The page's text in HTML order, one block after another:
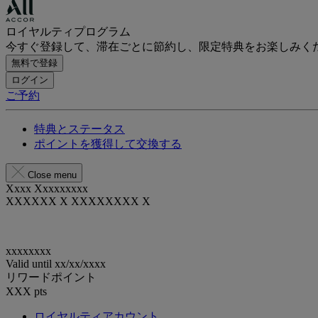
ロイヤルティプログラム
今すぐ登録して、滞在ごとに節約し、限定特典をお楽しみく
無料で登録
ログイン
ご予約
特典とステータス
ポイントを獲得して交換する
Close menu
Xxxx Xxxxxxxxx
XXXXXX X XXXXXXXX X
xxxxxxxx
Valid until xx/xx/xxxx
リワードポイント
XXX pts